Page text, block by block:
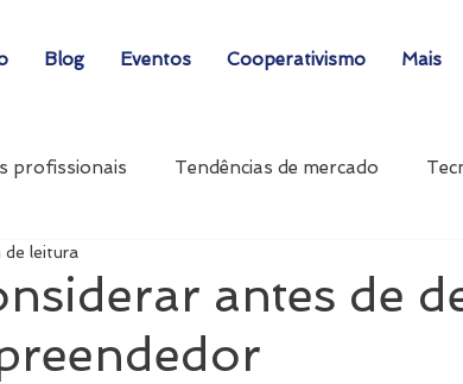
Blog Eventos Cooperativismo Mais
profissionais Tendências de mercado
antes de
de leitura